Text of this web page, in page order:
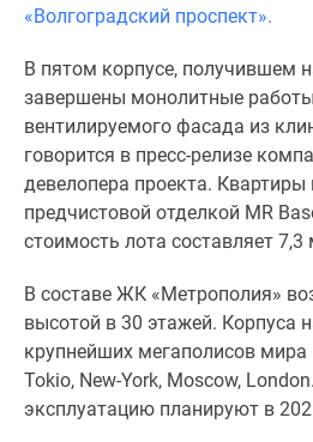
застройщики
новостроек
Видеообзор
новостроек
Экспертиза
новостроек
Экология
Москвы
Подмосковья
комнатные
«Волгоградский проспект».
В пятом корпусе, получившем
завершены монолитные
вентилируемого фасада из
говорится в пресс-релизе
девелопера проекта. Квартиры
предчистовой отделкой MR
стоимость лота составляет 7,3
В составе ЖК «Метрополия»
высотой в 30 этажей. Корпуса
крупнейших мегаполисов мира
Tokio, New-York, Moscow,
эксплуатацию планируют в